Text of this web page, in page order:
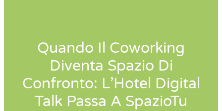
Quando Il Coworking
Diventa Spazio Di
Confronto: L’Hotel Digital
Talk Passa A SpazioTu